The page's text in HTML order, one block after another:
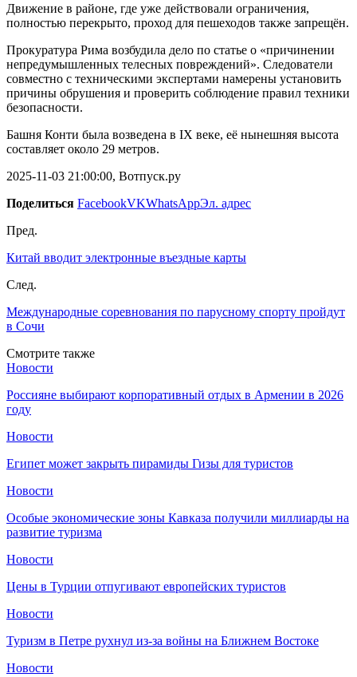
Движение в районе, где уже действовали ограничения,
полностью перекрыто, проход для пешеходов также запрещён.
Прокуратура Рима возбудила дело по статье о «причинении
непредумышленных телесных повреждений». Следователи
совместно с техническими экспертами намерены установить
причины обрушения и проверить соблюдение правил техники
безопасности.
Башня Конти была возведена в IX веке, её нынешняя высота
составляет около 29 метров.
2025-11-03 21:00:00, Вотпуск.ру
Поделиться FacebookVKWhatsAppЭл. адрес
Пред.
Китай вводит электронные въездные карты
След.
Международные соревнования по парусному спорту пройдут
в Сочи
Смотрите также
Новости
Россияне выбирают корпоративный отдых в Армении в 2026
году
Новости
Египет может закрыть пирамиды Гизы для туристов
Новости
Особые экономические зоны Кавказа получили миллиарды на
развитие туризма
Новости
Цены в Турции отпугивают европейских туристов
Новости
Туризм в Петре рухнул из-за войны на Ближнем Востоке
Новости